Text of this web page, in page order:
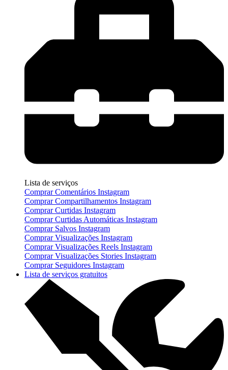
Lista de serviços
Comprar Comentários Instagram
Comprar Compartilhamentos Instagram
Comprar Curtidas Instagram
Comprar Curtidas Automáticas Instagram
Comprar Salvos Instagram
Comprar Visualizações Instagram
Comprar Visualizações Reels Instagram
Comprar Visualizações Stories Instagram
Comprar Seguidores Instagram
Lista de serviços gratuitos